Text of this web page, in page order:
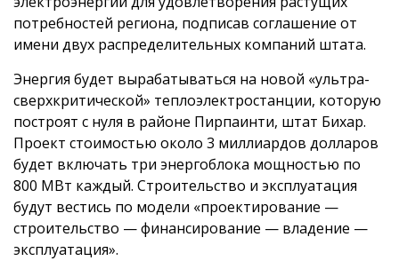
потребностей региона, подписав соглашение от
имени двух распределительных компаний штата.
Энергия будет вырабатываться на новой «ультра-
сверхкритической» теплоэлектростанции, которую
построят с нуля в районе Пирпаинти, штат Бихар.
Проект стоимостью около 3 миллиардов долларов
будет включать три энергоблока мощностью по
800 МВт каждый. Строительство и эксплуатация
будут вестись по модели «проектирование —
строительство — финансирование — владение —
эксплуатация».